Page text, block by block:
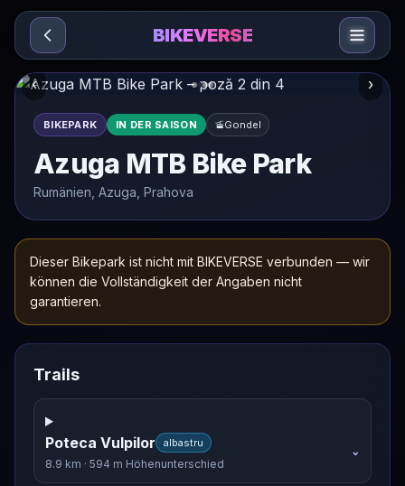
Sari la conținut
BIKEVERSE
‹ ›
BIKEPARK IN DER SAISON 🚡Gondel
Azuga MTB Bike Park
Rumänien, Azuga, Prahova
Dieser Bikepark ist nicht mit BIKEVERSE verbunden — wir
können die Vollständigkeit der Angaben nicht
garantieren.
Trails
Poteca Vulpilor albastru
8.9 km · 594 m Höhenunterschied
⌄